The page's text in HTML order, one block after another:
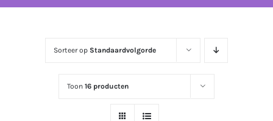
Sorteer op Standaardvolgorde
Toon16 producten